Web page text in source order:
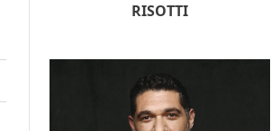
RISOTTI